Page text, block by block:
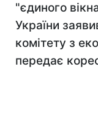
"єдиного
України
комітету з
передає